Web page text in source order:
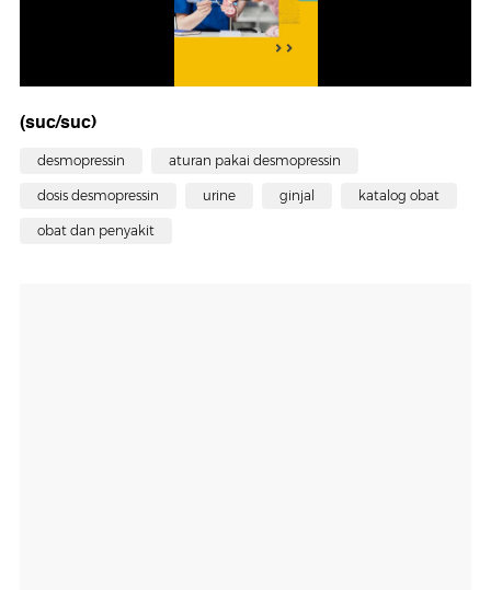
(suc/suc)
desmopressin aturan pakai desmopressin
dosis desmopressin urine ginjal katalog obat
obat dan penyakit